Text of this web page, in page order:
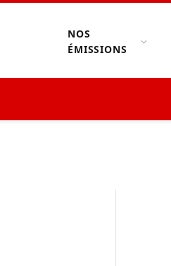
NOS
ÉMISSIONS